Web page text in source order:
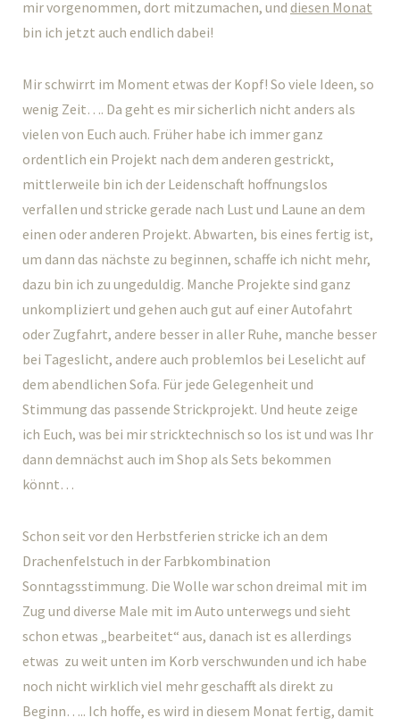
mir vorgenommen, dort mitzumachen, und diesen Monat
bin ich jetzt auch endlich dabei!
Mir schwirrt im Moment etwas der Kopf! So viele Ideen, so
wenig Zeit…. Da geht es mir sicherlich nicht anders als
vielen von Euch auch. Früher habe ich immer ganz
ordentlich ein Projekt nach dem anderen gestrickt,
mittlerweile bin ich der Leidenschaft hoffnungslos
verfallen und stricke gerade nach Lust und Laune an dem
einen oder anderen Projekt. Abwarten, bis eines fertig ist,
um dann das nächste zu beginnen, schaffe ich nicht mehr,
dazu bin ich zu ungeduldig. Manche Projekte sind ganz
unkompliziert und gehen auch gut auf einer Autofahrt
oder Zugfahrt, andere besser in aller Ruhe, manche besser
bei Tageslicht, andere auch problemlos bei Leselicht auf
dem abendlichen Sofa. Für jede Gelegenheit und
Stimmung das passende Strickprojekt. Und heute zeige
ich Euch, was bei mir stricktechnisch so los ist und was Ihr
dann demnächst auch im Shop als Sets bekommen
könnt…
Schon seit vor den Herbstferien stricke ich an dem
Drachenfelstuch in der Farbkombination
Sonntagsstimmung. Die Wolle war schon dreimal mit im
Zug und diverse Male mit im Auto unterwegs und sieht
schon etwas „bearbeitet“ aus, danach ist es allerdings
etwas zu weit unten im Korb verschwunden und ich habe
noch nicht wirklich viel mehr geschafft als direkt zu
Beginn….. Ich hoffe, es wird in diesem Monat fertig, damit